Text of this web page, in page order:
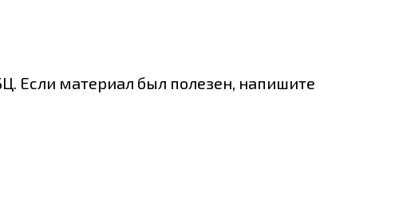
Если материал был полезен, напишите